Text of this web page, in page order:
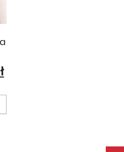
cena wynosiła:
Aktualna cena
Ten produkt ma wiele